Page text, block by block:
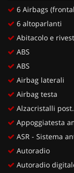
6 Airbags
6 altoparlanti
Abitacolo e
ABS
ABS
Airbag laterali
Airbag testa
Alzacristalli
Appoggiatesta
ASR - Sistema
Autoradio
Autoradio